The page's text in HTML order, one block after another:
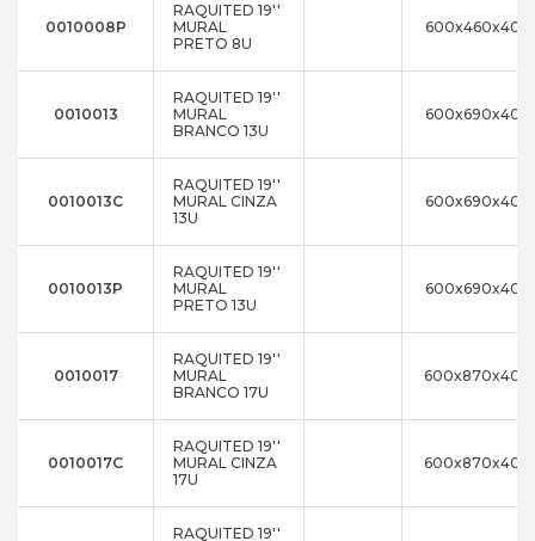
0010008P
RAQUITED 19''
MURAL
PRETO 8U
600x460x400
0010013
RAQUITED 19''
MURAL
BRANCO 13U
600x690x400
0010013C
RAQUITED 19''
MURAL CINZA
13U
600x690x400
0010013P
RAQUITED 19''
MURAL
PRETO 13U
600x690x400
0010017
RAQUITED 19''
MURAL
BRANCO 17U
600x870x400
0010017C
RAQUITED 19''
MURAL CINZA
17U
600x870x400
RAQUITED 19''